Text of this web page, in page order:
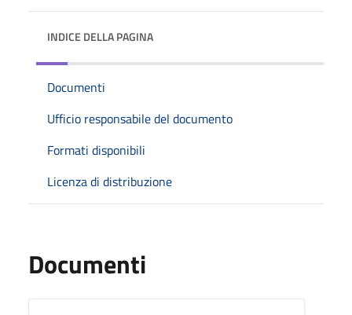
INDICE DELLA PAGINA
Documenti
Ufficio responsabile del documento
Formati disponibili
Licenza di distribuzione
Documenti